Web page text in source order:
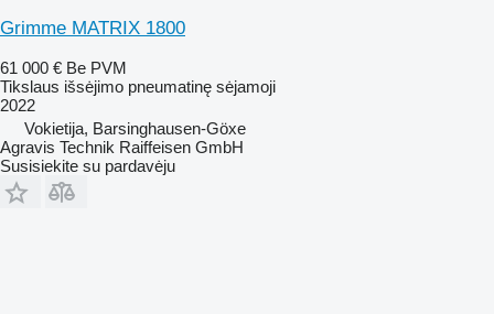
Grimme MATRIX 1800
61 000 € Be PVM
Tikslaus išsėjimo pneumatinę sėjamoji
2022
Vokietija, Barsinghausen-Göxe
Agravis Technik Raiffeisen GmbH
Susisiekite su pardavėju